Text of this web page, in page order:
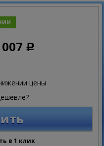
Р
цены
в 1 клик